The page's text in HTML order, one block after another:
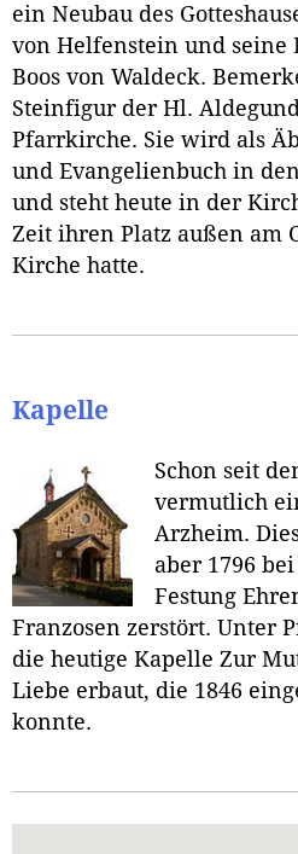
ein Neubau des
von Helfenstein und seine
Boos von Waldeck.
Steinfigur der Hl.
Pfarrkirche. Sie wird als
und Evangelienbuch in
und steht heute in der
Zeit ihren Platz außen am
Kirche hatte.
Kapelle
Schon seit
vermutlich
Arzheim.
aber 1796
Festung
Franzosen zerstört. Unter
die heutige Kapelle Zur
Liebe erbaut, die 1846
konnte.